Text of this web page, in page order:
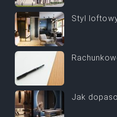
Styl
Jak